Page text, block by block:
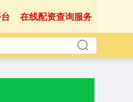
在线配资查询服务